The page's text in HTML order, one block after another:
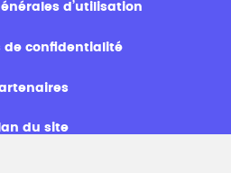
d’utilisation
de confidentialité
du site